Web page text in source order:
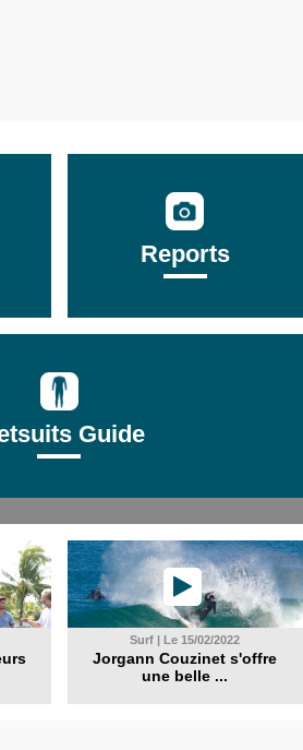
Reports
Guide
Surf | Le 15/02/2022
Jorgann Couzinet s'offre
une belle ...